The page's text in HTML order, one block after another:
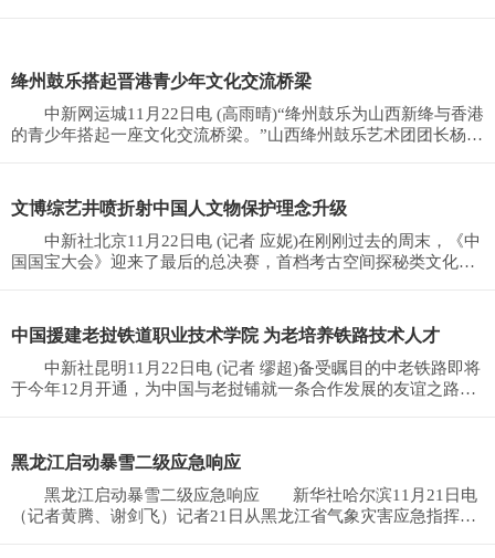
绛州鼓乐搭起晋港青少年文化交流桥梁
中新网运城11月22日电 (高雨晴)“绛州鼓乐为山西新绛与香港
的青少年搭起一座文化交流桥梁。”山西绛州鼓乐艺术团团长杨丁
文博综艺井喷折射中国人文物保护理念升级
中新社北京11月22日电 (记者 应妮)在刚刚过去的周末，《中
国国宝大会》迎来了最后的总决赛，首档考古空间探秘类文化节
中国援建老挝铁道职业技术学院 为老培养铁路技术人才
中新社昆明11月22日电 (记者 缪超)备受瞩目的中老铁路即将
于今年12月开通，为中国与老挝铺就一条合作发展的友谊之路。
黑龙江启动暴雪二级应急响应
黑龙江启动暴雪二级应急响应 新华社哈尔滨11月21日电
（记者黄腾、谢剑飞）记者21日从黑龙江省气象灾害应急指挥部